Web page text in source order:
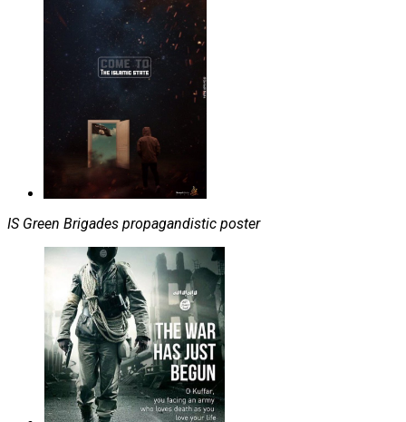
IS Green Brigades propagandistic poster